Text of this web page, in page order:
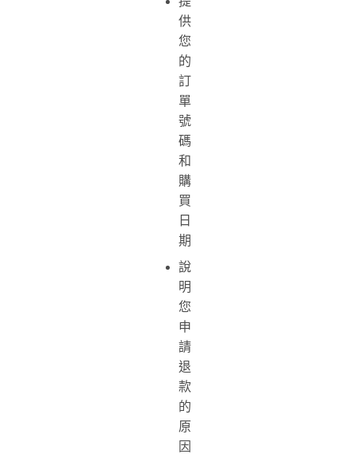
供
您
的
訂
單
號
碼
和
購
買
日
期
說
明
您
申
請
退
款
的
原
因